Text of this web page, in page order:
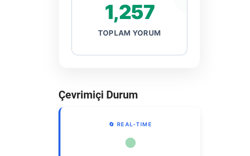
1,257
TOPLAM YORUM
Çevrimiçi Durum
🔄 REAL-TIME
●